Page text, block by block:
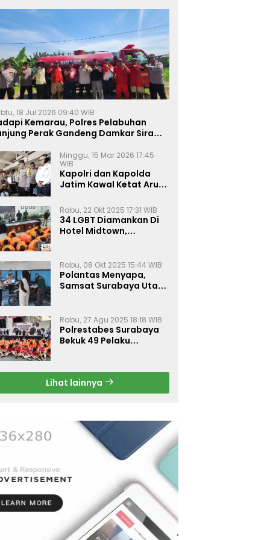
18 Jul 2026 09:40 WIB
Kemarau, Polres Pelabuhan
Perak Gandeng Damkar Siram
Minggu, 15 Mar 2026 17:45
WIB
Kapolri dan Kapolda
Jatim Kawal Ketat Arus
Rabu, 22 Okt 2025 17:31 WIB
34 LGBT Diamankan Di
Hotel Midtown,
Rabu, 08 Okt 2025 15:44 WIB
Polantas Menyapa,
Samsat Surabaya Utara
Rabu, 27 Agu 2025 18:18 WIB
Polrestabes Surabaya
Bekuk 49 Pelaku
Gratis
Lihat lainnya